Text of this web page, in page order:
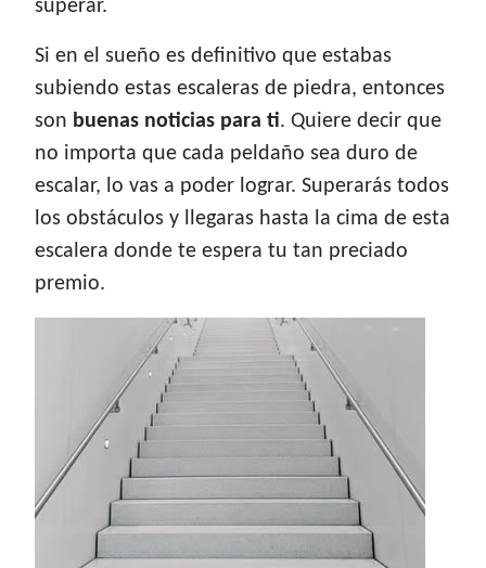
superar.
Si en el sueño es definitivo que estabas
subiendo estas escaleras de piedra, entonces
son buenas noticias para ti. Quiere decir que
no importa que cada peldaño sea duro de
escalar, lo vas a poder lograr. Superarás todos
los obstáculos y llegaras hasta la cima de esta
escalera donde te espera tu tan preciado
premio.